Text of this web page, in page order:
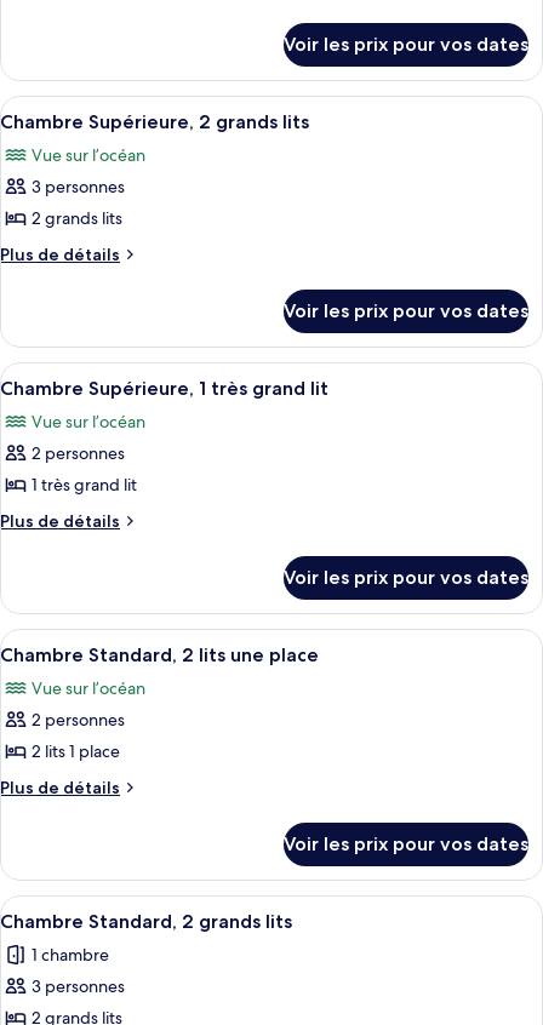
chambre :
Chambre
Standard,
1
très
grand
lit
le
type
de
Chambre
Standard,
très
grand
lit
Voir les prix pour vos dates
Afficher
toutes
les
photos
pour
ce
chambre :
Chambre
Supérieure,
2
grands
lits
Une chambre d’hôtel avec deux
6
Chambre Supérieure, 2 grands lits
Vue sur l’océan
3 personnes
2 grands lits
Plus de détails
Plus
le
type
de
Chambre
Supérieure,
grands
lits
Voir les prix pour vos dates
Afficher
toutes
les
photos
pour
ce
chambre :
Chambre
Supérieure,
1
très
grand
lit
Une pièce comprenant un lit, une
7
Chambre Supérieure, 1 très grand lit
Vue sur l’océan
2 personnes
1 très grand lit
Plus de détails
Plus
le
type
de
Chambre
Supérieure,
très
grand
lit
Voir les prix pour vos dates
Afficher
toutes
les
photos
pour
ce
chambre :
Chambre
Standard,
2
lits
une
Une chambre d’hôtel avec deux lits,
5
Chambre Standard, 2 lits une place
Vue sur l’océan
2 personnes
2 lits 1 place
Plus de détails
Plus
le
type
de
Chambre
Standard,
Voir les prix pour vos dates
Afficher
toutes
les
photos
Une chambre d’hôtel avec deux lits,
3
Chambre Standard, 2 grands lits
1 chambre
3 personnes
2 grands lits